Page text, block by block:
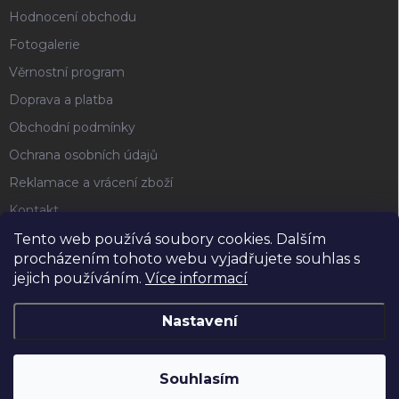
Tento web používá soubory cookies. Dalším
procházením tohoto webu vyjadřujete souhlas s
jejich používáním. Více informací
Nastavení
Souhlasím
Hodnocení obchodu
Fotogalerie
Věrnostní program
Doprava a platba
Obchodní podmínky
Ochrana osobních údajů
Reklamace a vrácení zboží
Kontakt
FACEBOOK
Horse4u . Všechna práva vyhrazena.